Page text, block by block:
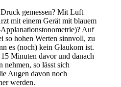
gemessen? Mit Luft
mit einem Gerät mit blauem
Auf
so hohen Werten sinnvoll, zu
es (noch) kein Glaukom ist.
Minuten davor und danach
nehmen, so lässt sich
Augen davon noch
werden.